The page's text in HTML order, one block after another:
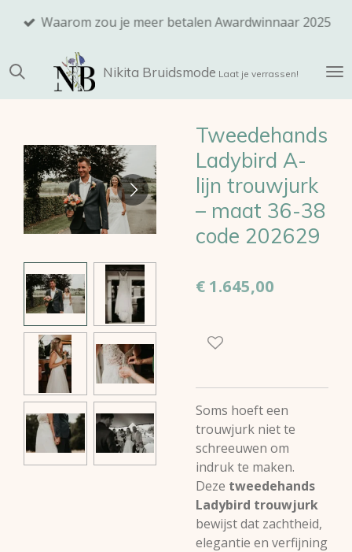
de
hoofdinhoud
Nikita Bruidsmode Laat je verrassen!
Waarom zou je meer betalen Awardwinnaar 2025
Tweedehands
Ladybird A-
lijn trouwjurk
– maat 36-38
code 202629
€ 1.645,00
Soms hoeft een
trouwjurk niet te
schreeuwen om
indruk te maken.
Deze tweedehands
Ladybird trouwjurk
bewijst dat zachtheid,
elegantie en verfijning